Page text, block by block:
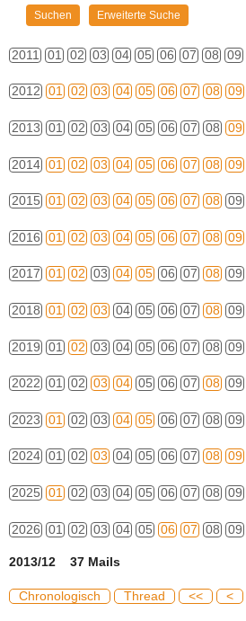
2011 01 02 03 04 05 06 07 08 09
2012 01 02 03 04 05 06 07 08 09
2013 01 02 03 04 05 06 07 08 09
2014 01 02 03 04 05 06 07 08 09
2015 01 02 03 04 05 06 07 08 09
2016 01 02 03 04 05 06 07 08 09
2017 01 02 03 04 05 06 07 08 09
2018 01 02 03 04 05 06 07 08 09
2019 01 02 03 04 05 06 07 08 09
2022 01 02 03 04 05 06 07 08 09
2023 01 02 03 04 05 06 07 08 09
2024 01 02 03 04 05 06 07 08 09
2025 01 02 03 04 05 06 07 08 09
2026 01 02 03 04 05 06 07 08 09
2013/12 37 Mails
Chronologisch Thread << <